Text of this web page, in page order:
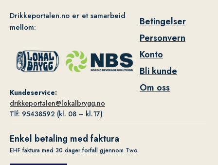
Drikkeportalen.no er et samarbeid
mellom:
Kundeservice:
drikkeportalen@lokalbrygg.no
Tlf: 95438592 (kl. 08 – kl.17)
Betingelser
Personvern
Konto
Bli kunde
Om oss
Enkel betaling med faktura
EHF faktura med 30 dager forfall gjennom Two.